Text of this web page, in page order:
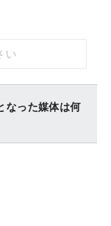
なった媒体は何